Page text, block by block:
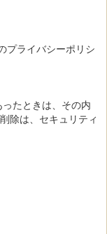
プライバシーポリシ
たときは、その内
除は、セキュリティ